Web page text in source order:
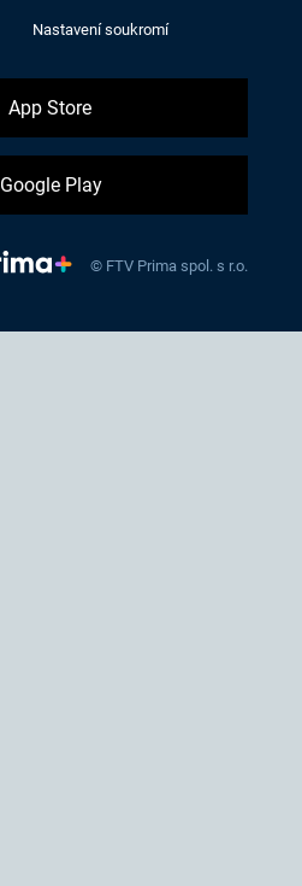
Nastavení soukromí
App Store
Google Play
© FTV Prima spol. s r.o.